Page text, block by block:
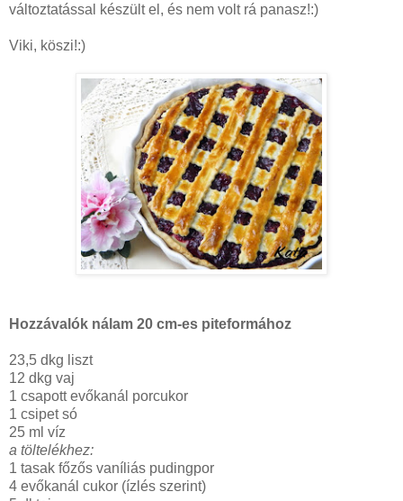
változtatással készült el, és nem volt rá panasz!:)
Viki, köszi!:)
Hozzávalók nálam 20 cm-es piteformához
23,5 dkg liszt
12 dkg vaj
1 csapott evőkanál porcukor
1 csipet só
25 ml víz
a töltelékhez:
1 tasak főzős vaníliás pudingpor
4 evőkanál cukor (ízlés szerint)